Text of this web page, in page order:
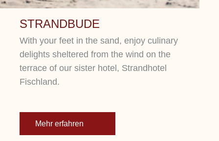
STRANDBUDE
With your feet in the sand, enjoy culinary
delights sheltered from the wind on the
terrace of our sister hotel, Strandhotel
Fischland.
Mehr erfahren